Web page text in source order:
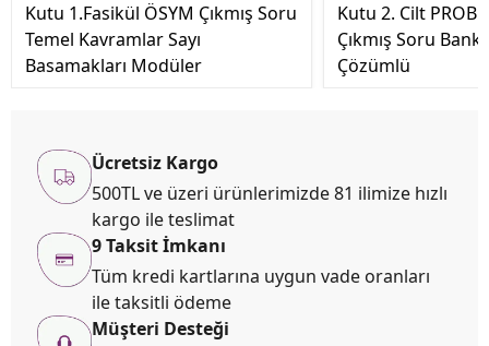
Kutu 1.Fasikül ÖSYM Çıkmış Soru
Temel Kavramlar Sayı
Basamakları Modüler
Kutu 2. Cilt
Çıkmış Soru
Çözümlü
Ücretsiz Kargo
500TL ve üzeri ürünlerimizde 81 ilimize hızlı
kargo ile teslimat
9 Taksit İmkanı
Tüm kredi kartlarına uygun vade oranları
ile taksitli ödeme
Müşteri Desteği